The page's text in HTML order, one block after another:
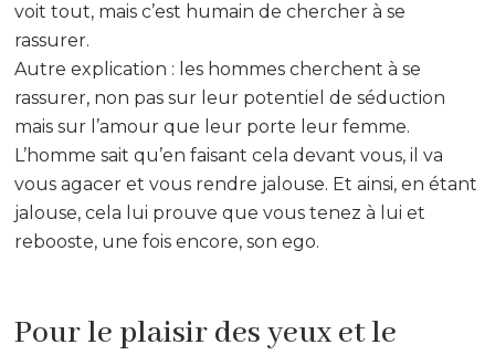
voit tout, mais c’est humain de chercher à se
rassurer.
Autre explication : les hommes cherchent à se
rassurer, non pas sur leur potentiel de séduction
mais sur l’amour que leur porte leur femme.
L’homme sait qu’en faisant cela devant vous, il va
vous agacer et vous rendre jalouse. Et ainsi, en étant
jalouse, cela lui prouve que vous tenez à lui et
rebooste, une fois encore, son ego.
Pour le plaisir des yeux et le